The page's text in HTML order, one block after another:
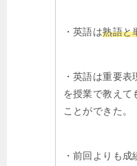
・英語は熟語と
・英語は重要
を授業で教えて
ことができた。
・前回よりも